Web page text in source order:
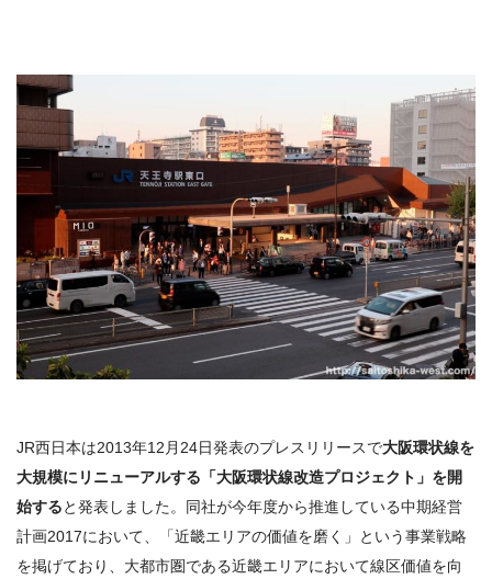
JR西日本は2013年12月24日発表のプレスリリースで大阪環状線を
大規模にリニューアルする「大阪環状線改造プロジェクト」を開
始すると発表しました。同社が今年度から推進している中期経営
計画2017において、「近畿エリアの価値を磨く」という事業戦略
を掲げており、大都市圏である近畿エリアにおいて線区価値を向